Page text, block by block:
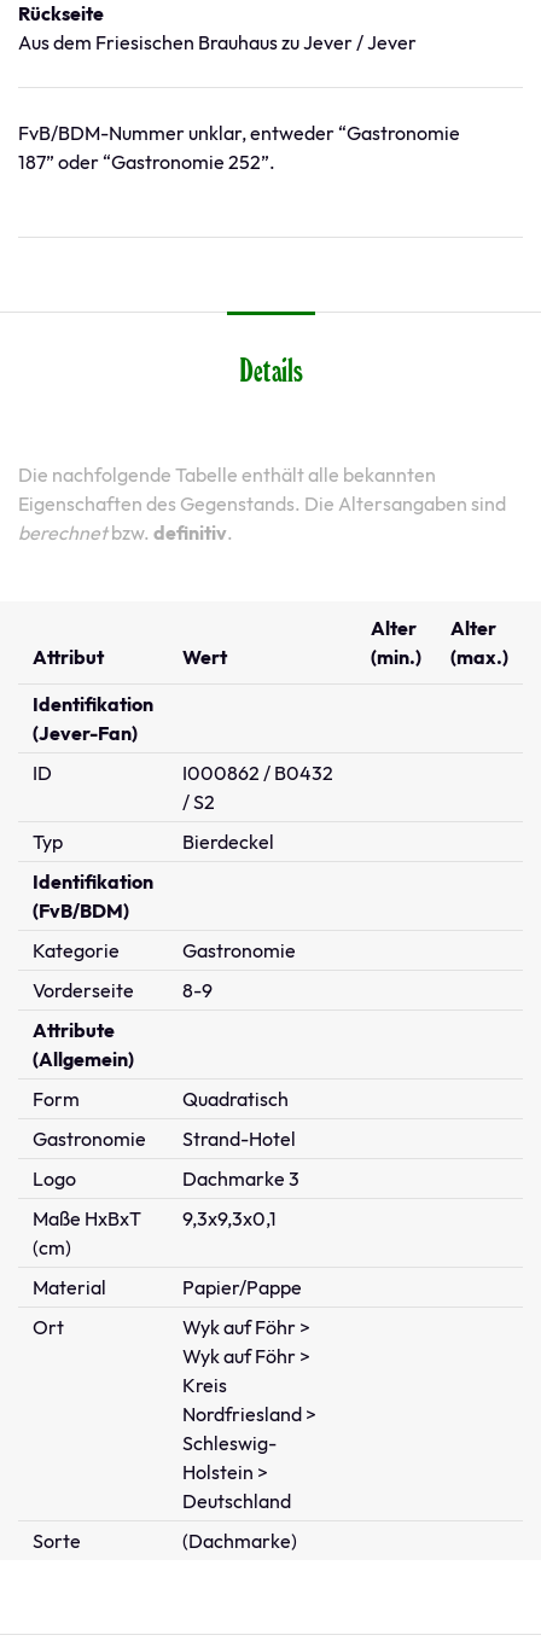
Rückseite
Aus dem Friesischen Brauhaus zu Jever / Jever
FvB/BDM-Nummer unklar, entweder “Gastronomie
187” oder “Gastronomie 252”.
Details
Die nachfolgende Tabelle enthält alle bekannten
Eigenschaften des Gegenstands. Die Altersangaben sind
berechnetbzw. definitiv.
Attribut Wert
Alter
(min.)
Alter
(max.)
Identifikation
(Jever-Fan)
ID
I000862 / B0432
/ S2
Typ
Bierdeckel
Identifikation
(FvB/BDM)
Kategorie
Gastronomie
Vorderseite
8-9
Attribute
(Allgemein)
Form
Quadratisch
Gastronomie
Strand-Hotel
Logo
Dachmarke 3
Maße HxBxT
(cm)
9,3x9,3x0,1
Material
Papier/Pappe
Ort
Wyk auf Föhr >
Wyk auf Föhr >
Kreis
Nordfriesland >
Schleswig-
Holstein >
Deutschland
Sorte
(Dachmarke)